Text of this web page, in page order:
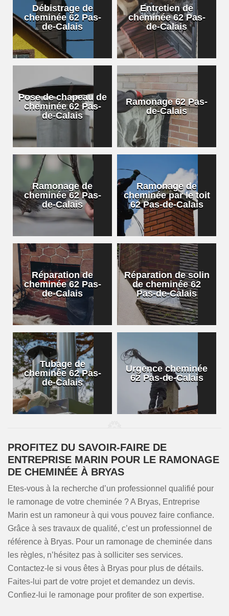
Débistrage de
cheminée 62 Pas-
de-Calais
Entretien de
cheminée 62 Pas-
de-Calais
Pose de chapeau de
cheminée 62 Pas-
de-Calais
Ramonage 62 Pas-
de-Calais
Ramonage de
cheminée 62 Pas-
de-Calais
Ramonage de
cheminée par le toit
62 Pas-de-Calais
Réparation de
cheminée 62 Pas-
de-Calais
Réparation de solin
de cheminée 62
Pas-de-Calais
Tubage de
cheminée 62 Pas-
de-Calais
Urgence cheminée
62 Pas-de-Calais
PROFITEZ DU SAVOIR-FAIRE DE
ENTREPRISE MARIN POUR LE RAMONAGE
DE CHEMINÉE À BRYAS
Etes-vous à la recherche d’un professionnel qualifié pour
le ramonage de votre cheminée ? A Bryas, Entreprise
Marin est un ramoneur à qui vous pouvez faire confiance.
Grâce à ses travaux de qualité, c’est un professionnel de
référence à Bryas. Pour un ramonage de cheminée dans
les règles, n’hésitez pas à solliciter ses services.
Contactez-le si vous êtes à Bryas pour plus de détails.
Faites-lui part de votre projet et demandez un devis.
Confiez-lui le ramonage pour profiter de son expertise.